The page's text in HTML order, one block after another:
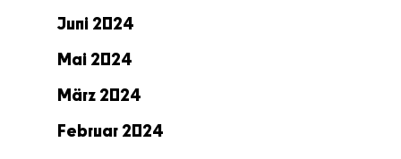
Juni 2024
Mai 2024
März 2024
Februar 2024